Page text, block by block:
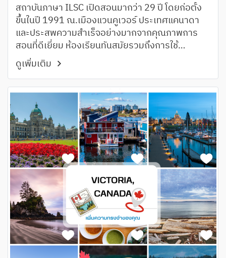
สถาบันภาษา ILSC เปิดสอนมากว่า 29 ปี โดยก่อตั้ง
ขึ้นในปี 1991 ณ.เมืองแวนคูเวอร์ ประเทศแคนาดา
และประสพความสำเร็จอย่างมากจากคุณภาพการ
สอนที่ดีเยี่ยม ห้องเรียนทันสมัยรวมถึงการใช้
เทคโนโลยีใหม่ๆมาประกอบการสอนจึงทำให้โรงเรียน
ภาษา ILSC Language Schools ได้รับการตอบรับ
อย่างดีเยี่ยมจากนักเรียนทั่วทุกมุมโลก
ดูเพิ่มเติม